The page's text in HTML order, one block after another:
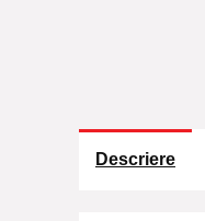
Descriere